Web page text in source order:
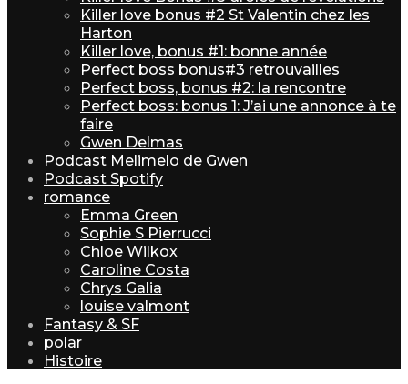
Killer love bonus #2 St Valentin chez les
Harton
Killer love, bonus #1: bonne année
Perfect boss bonus#3 retrouvailles
Perfect boss, bonus #2: la rencontre
Perfect boss: bonus 1: J’ai une annonce à te
faire
Gwen Delmas
Podcast Melimelo de Gwen
Podcast Spotify
romance
Emma Green
Sophie S Pierrucci
Chloe Wilkox
Caroline Costa
Chrys Galia
louise valmont
Fantasy & SF
polar
Histoire